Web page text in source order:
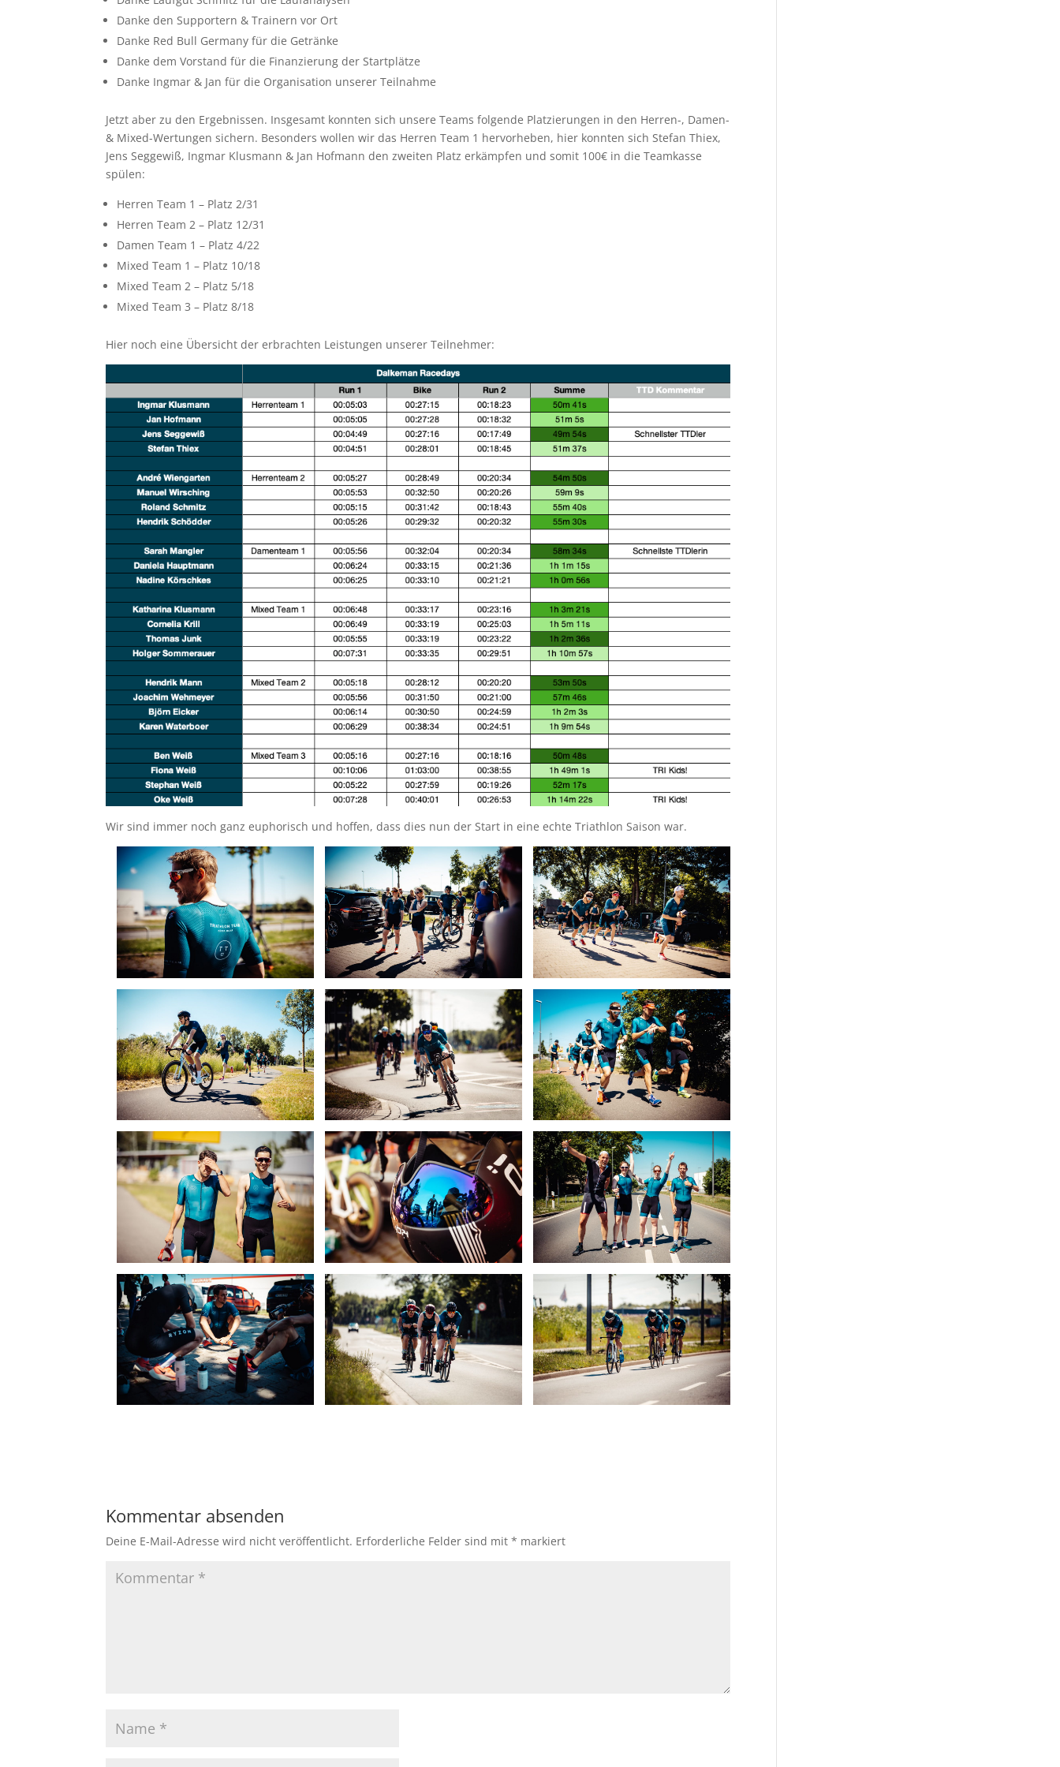
Danke den Supportern & Trainern vor Ort
Danke Red Bull Germany für die Getränke
Danke dem Vorstand für die Finanzierung der Startplätze
Danke Ingmar & Jan für die Organisation unserer Teilnahme
Jetzt aber zu den Ergebnissen. Insgesamt konnten sich unsere Teams folgende Platzierungen in den Herren-, Damen-
& Mixed-Wertungen sichern. Besonders wollen wir das Herren Team 1 hervorheben, hier konnten sich Stefan Thiex,
Jens Seggewiß, Ingmar Klusmann & Jan Hofmann den zweiten Platz erkämpfen und somit 100€ in die Teamkasse
spülen:
Herren Team 1 – Platz 2/31
Herren Team 2 – Platz 12/31
Damen Team 1 – Platz 4/22
Mixed Team 1 – Platz 10/18
Mixed Team 2 – Platz 5/18
Mixed Team 3 – Platz 8/18
Hier noch eine Übersicht der erbrachten Leistungen unserer Teilnehmer:
Wir sind immer noch ganz euphorisch und hoffen, dass dies nun der Start in eine echte Triathlon Saison war.
Kommentar absenden
Deine E-Mail-Adresse wird nicht veröffentlicht. Erforderliche Felder sind mit* markiert